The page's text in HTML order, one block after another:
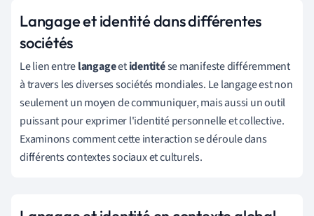
Langage et identité dans différentes
sociétés
Le lien entrelangageetidentitése manifeste différemment
à travers les diverses sociétés mondiales. Le langage est non
seulement un moyen de communiquer, mais aussi un outil
puissant pour exprimer l'identité personnelle et collective.
Examinons comment cette interaction se déroule dans
différents contextes sociaux et culturels.